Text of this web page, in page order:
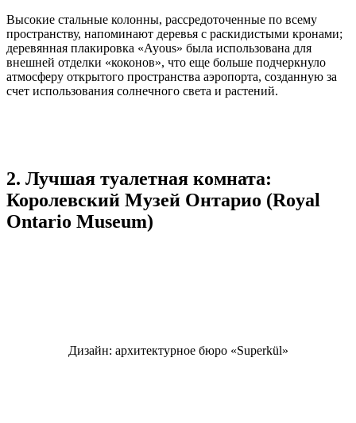
Высокие стальные колонны, рассредоточенные по всему
пространству, напоминают деревья с раскидистыми кронами;
деревянная плакировка «Ayous» была использована для
внешней отделки «коконов», что еще больше подчеркнуло
атмосферу открытого пространства аэропорта, созданную за
счет использования солнечного света и растений.
2. Лучшая туалетная комната:
Королевский Музей Онтарио (Royal
Ontario Museum)
Дизайн: архитектурное бюро «Superkül»